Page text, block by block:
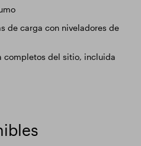
de carga con niveladores de
completos del sitio, incluida